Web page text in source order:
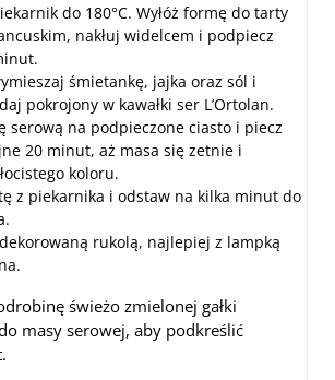
do 180°C. Wyłóż formę do tarty
nakłuj widelcem i podpiecz
śmietankę, jajka oraz sól i
pokrojony w kawałki ser L’Ortolan.
serową na podpieczone ciasto i piecz
20 minut, aż masa się zetnie i
koloru.
z piekarnika i odstaw na kilka minut do
rukolą, najlepiej z lampką
świeżo zmielonej gałki
masy serowej, aby podkreślić